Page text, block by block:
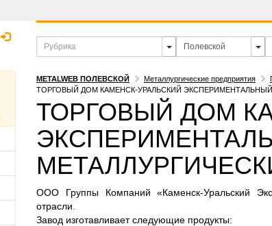
METALWEB ПОЛЕВСКОЙ Металлургические предприятия
ТОРГОВЫЙ ДОМ КАМЕНСК-УРАЛЬСКИЙ
ТОРГОВЫЙ ДОМ
ООО Группы Компаний «Каменск-Уральский
отрасли.
Завод изготавливает следующие продукты: